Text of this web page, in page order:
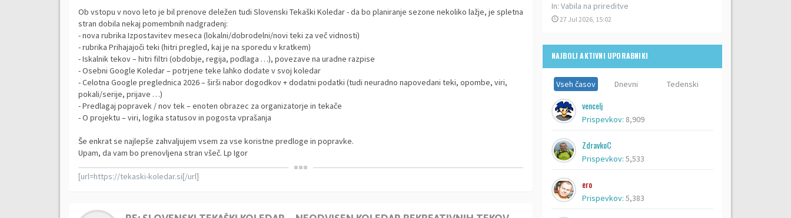
In: Vabila na prireditve
27 Jul 2026, 15:02
NAJBOLJ AKTIVNI UPORABNIKI
Vseh časov Dnevni Tedenski
vencelj
Prispevkov: 8,909
ZdravkoC
Prispevkov: 5,533
ero
Prispevkov: 5,383
Ob vstopu v novo leto je bil prenove deležen tudi Slovenski Tekaški Koledar - da bo planiranje sezone nekoliko lažje, je spletna
stran dobila nekaj pomembnih nadgradenj:
- nova rubrika Izpostavitev meseca (lokalni/dobrodelni/novi teki za več vidnosti)
- rubrika Prihajajoči teki (hitri pregled, kaj je na sporedu v kratkem)
- Iskalnik tekov – hitri filtri (obdobje, regija, podlaga …), povezave na uradne razpise
- Osebni Google Koledar – potrjene teke lahko dodate v svoj koledar
- Celotna Google preglednica 2026 – širši nabor dogodkov + dodatni podatki (tudi neuradno napovedani teki, opombe, viri,
pokali/serije, prijave …)
- Predlagaj popravek / nov tek – enoten obrazec za organizatorje in tekače
- O projektu – viri, logika statusov in pogosta vprašanja
Še enkrat se najlepše zahvaljujem vsem za vse koristne predloge in popravke.
Upam, da vam bo prenovljena stran všeč. Lp Igor
[url=https://tekaski-koledar.si[/url]